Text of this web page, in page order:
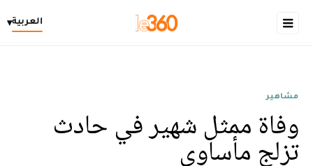
العربية▾
مشاهير
وفاة ممثل شهير في حادث
تزلج مأساوي